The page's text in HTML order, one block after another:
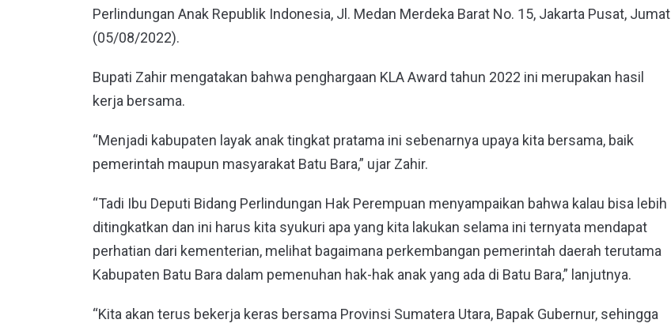
Perlindungan Anak Republik Indonesia, Jl. Medan Merdeka Barat No. 15, Jakarta Pusat, Jumat
(05/08/2022).
Bupati Zahir mengatakan bahwa penghargaan KLA Award tahun 2022 ini merupakan hasil
kerja bersama.
“Menjadi kabupaten layak anak tingkat pratama ini sebenarnya upaya kita bersama, baik
pemerintah maupun masyarakat Batu Bara,” ujar Zahir.
“Tadi Ibu Deputi Bidang Perlindungan Hak Perempuan menyampaikan bahwa kalau bisa lebih
ditingkatkan dan ini harus kita syukuri apa yang kita lakukan selama ini ternyata mendapat
perhatian dari kementerian, melihat bagaimana perkembangan pemerintah daerah terutama
Kabupaten Batu Bara dalam pemenuhan hak-hak anak yang ada di Batu Bara,” lanjutnya.
“Kita akan terus bekerja keras bersama Provinsi Sumatera Utara, Bapak Gubernur, sehingga